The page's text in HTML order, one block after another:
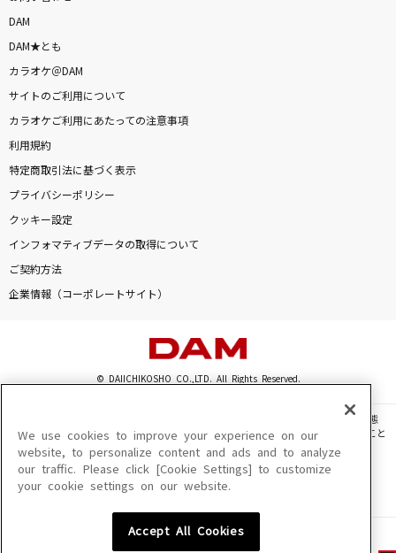
DAM
DAM★とも
カラオケ＠DAM
サイトのご利用について
カラオケご利用にあたっての注意事項
利用規約
特定商取引法に基づく表示
プライバシーポリシー
クッキー設定
インフォマティブデータの取得について
ご契約方法
企業情報（コーポレートサイト）
© DAIICHIKOSHO CO.,LTD. All Rights Reserved.
このサイトに掲載されている一切の文章・画像・写真・動画・音声等を、手段や形態
を問わず、著作権法の定める範囲を超えて無断で複製、転載、ファイル化などすること
を禁じます。
楽曲及びコンテンツは、機種によりご利用いただけない場合があります。
楽曲及びコンテンツの配信日、配信内容が変更になる場合があります。
We use cookies to improve your experience on our
website, to personalize content and ads and to analyze
our traffic. Please click [Cookie Settings] to customize
your cookie settings on our website.
Accept All Cookies